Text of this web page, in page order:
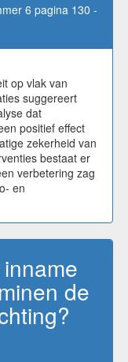
6 pagina 130 -
op vlak van
suggereert
dat
positief effect
zekerheid van
bestaat er
verbetering zag
en
de